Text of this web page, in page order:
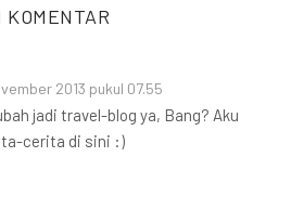
KOMENTAR
2013 pukul 07.55
jadi travel-blog ya, Bang? Aku
cerita di sini :)